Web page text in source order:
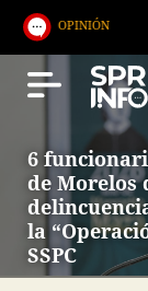
ARTÍCULOS
6
de Morelos
la
SSPC